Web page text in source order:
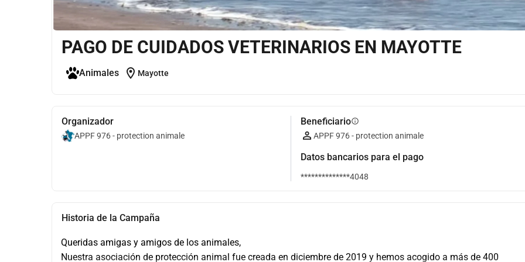
PAGO DE CUIDADOS VETERINARIOS EN MAYOTTE
Animales location_on Mayotte
Organizador
APPF 976 - protection animale
Beneficiarioinfo
APPF 976 - protection animale
Datos bancarios para el pago
**************4048
Historia de la Campaña
Queridas amigas y amigos de los animales,
Nuestra asociación de protección animal fue creada en diciembre de 2019 y hemos acogido a más de 400